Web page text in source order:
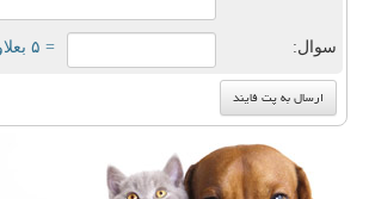
سوال: = ۵ بعلاوه ۱